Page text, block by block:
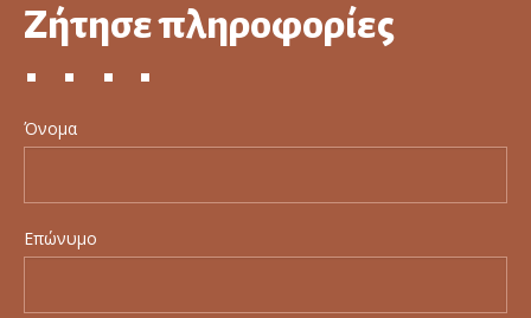
Ζήτησε πληροφορίες
Όνομα
Επώνυμο